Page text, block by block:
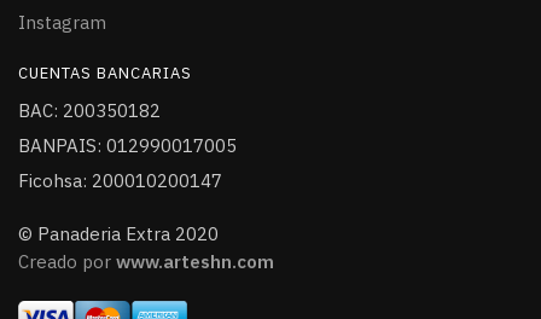
Instagram
CUENTAS BANCARIAS
BAC: 200350182
BANPAIS: 012990017005
Ficohsa: 200010200147
© Panaderia Extra 2020
Creado por www.arteshn.com